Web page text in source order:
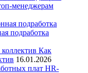
менеджерам
подработка
Как
16.01.2026
HR-